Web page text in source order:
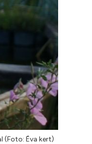
(Foto: Éva kert)